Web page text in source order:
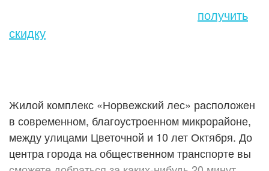
получить
скидку
Жилой комплекс «Норвежский лес» расположен
в современном, благоустроенном микрорайоне,
между улицами Цветочной и 10 лет Октября. До
центра города на общественном транспорте вы